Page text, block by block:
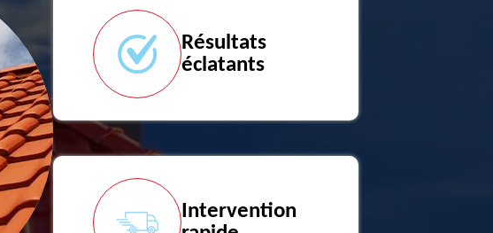
Résultats
éclatants
Intervention